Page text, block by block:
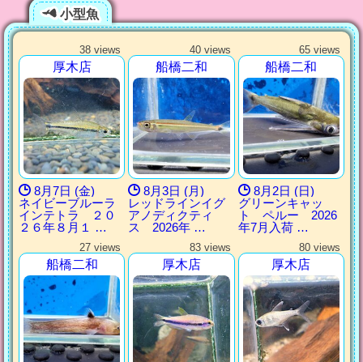
小型魚
38 views
厚木店
8月7日 (金)
ネイビーブルーラ
インテトラ ２０
２６年８月１ …
40 views
船橋二和
8月3日 (月)
レッドラインイグ
アノディクティ
ス 2026年 …
65 views
船橋二和
8月2日 (日)
グリーンキャッ
ト ペルー 2026
年7月入荷 …
27 views
船橋二和
83 views
厚木店
80 views
厚木店